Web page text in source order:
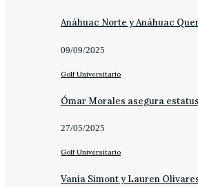
Anáhuac Norte y Anáhuac
09/09/2025
Golf Universitario
Ómar Morales asegura
27/05/2025
Golf Universitario
Vania Simont y Lauren